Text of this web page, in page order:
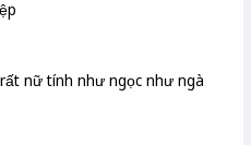
nữ tính như ngọc như ngà